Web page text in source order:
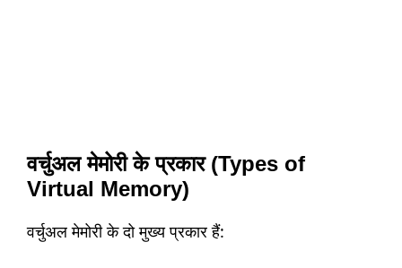
वर्चुअल मेमोरी के प्रकार (Types of
Virtual Memory)
वर्चुअल मेमोरी के दो मुख्य प्रकार हैं: